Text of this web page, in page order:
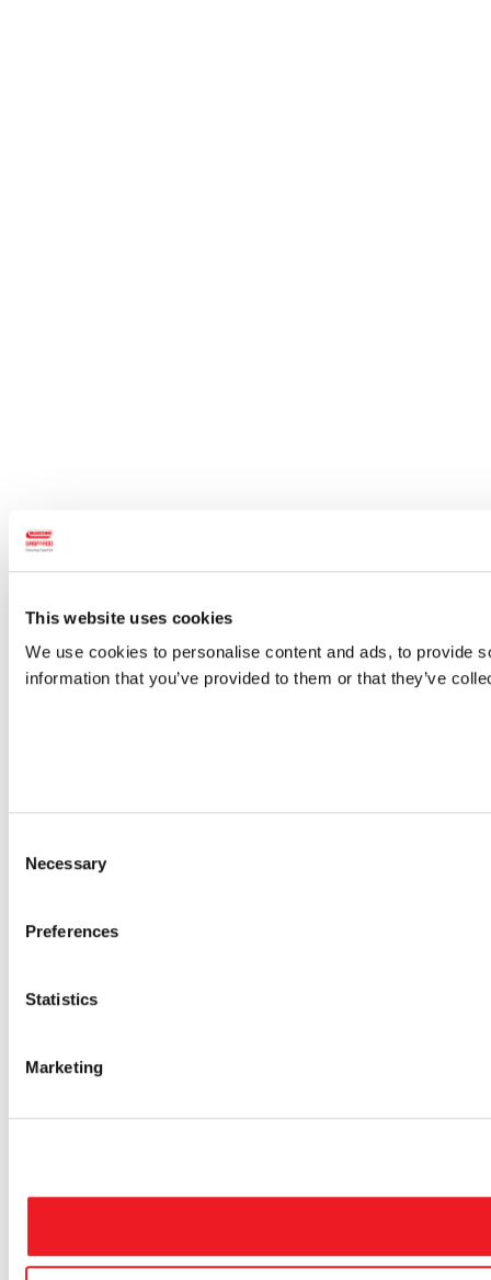
This website uses cookies
We use cookies to personalise content and ads, to provide
information that you’ve provided to them or that they’ve
Selection
Necessary
Preferences
Statistics
Marketing